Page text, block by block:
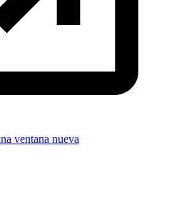
ventana nueva